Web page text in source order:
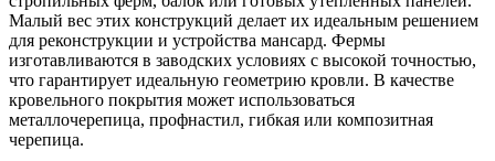
Малый вес этих конструкций делает их идеальным решением
для реконструкции и устройства мансард. Фермы
изготавливаются в заводских условиях с высокой точностью,
что гарантирует идеальную геометрию кровли. В качестве
кровельного покрытия может использоваться
металлочерепица, профнастил, гибкая или композитная
черепица.